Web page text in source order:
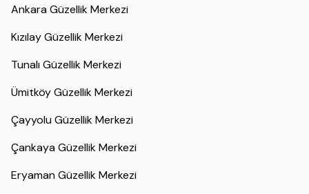
Ankara Güzellik Merkezi
Kızılay Güzellik Merkezi
Tunalı Güzellik Merkezi
Ümitköy Güzellik Merkezi
Çayyolu Güzellik Merkezi
Çankaya Güzellik Merkezi
Eryaman Güzellik Merkezi